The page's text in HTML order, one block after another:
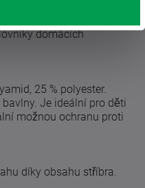
23 % polyester. Díky
domácích
25 % polyester.
Je ideální pro děti
možnou ochranu proti
díky obsahu stříbra.